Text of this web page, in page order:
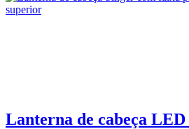
Lanterna de cabeça